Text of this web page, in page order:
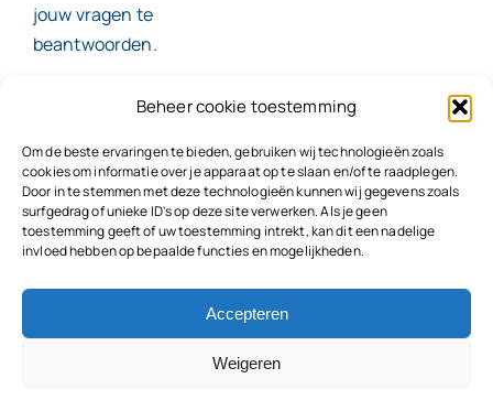
Beheer cookie toestemming
Om de beste ervaringen te bieden, gebruiken wij technologieën zoals
cookies om informatie over je apparaat op te slaan en/of te raadplegen.
Door in te stemmen met deze technologieën kunnen wij gegevens zoals
surfgedrag of unieke ID's op deze site verwerken. Als je geen
toestemming geeft of uw toestemming intrekt, kan dit een nadelige
invloed hebben op bepaalde functies en mogelijkheden.
Accepteren
Weigeren
jouw vragen te
beantwoorden.
Contact
© 2026NBC Eelman & Partners |KvK: 78187591
Algemene voorwaarden|Disclaimer | Copyright |